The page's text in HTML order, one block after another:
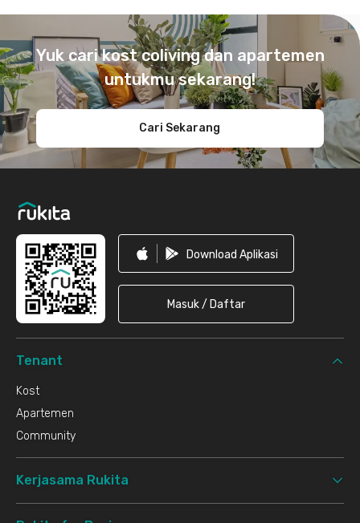
Yuk cari kost coliving dan apartemen
untukmu sekarang!
Cari Sekarang
Download Aplikasi
Masuk / Daftar
Tenant
Kost
Apartemen
Community
Kerjasama Rukita